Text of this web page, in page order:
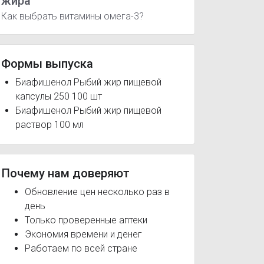
Биафишенол Рыбий жир Лосось
Как выбрать витамины омега-3?
Формы выпуска
Биафишенол Рыбий жир пищевой
капсулы 250 100 шт
Биафишенол Рыбий жир пищевой
раствор 100 мл
Почему нам доверяют
Обновление цен несколько раз в
день
Только проверенные аптеки
Экономия времени и денег
Работаем по всей стране